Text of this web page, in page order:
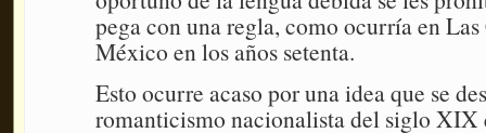
pega con una regla, como ocurría en Las
México en los años setenta.
Esto ocurre acaso por una idea que se
romanticismo nacionalista del siglo XIX